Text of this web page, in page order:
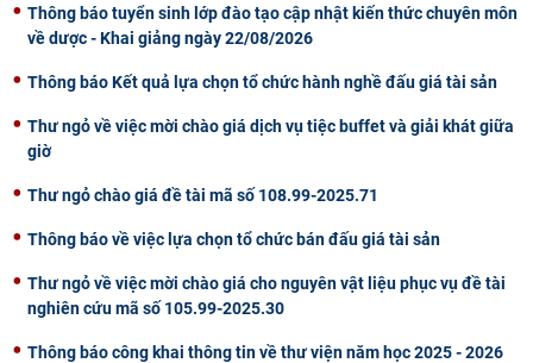
Thông báo tuyển sinh lớp đào tạo cập nhật kiến thức chuyên môn
về dược - Khai giảng ngày 22/08/2026
Thông báo Kết quả lựa chọn tổ chức hành nghề đấu giá tài sản
Thư ngỏ về việc mời chào giá dịch vụ tiệc buffet và giải khát giữa
giờ
Thư ngỏ chào giá đề tài mã số 108.99-2025.71
Thông báo về việc lựa chọn tổ chức bán đấu giá tài sản
Thư ngỏ về việc mời chào giá cho nguyên vật liệu phục vụ đề tài
nghiên cứu mã số 105.99-2025.30
Thông báo công khai thông tin về thư viện năm học 2025 - 2026